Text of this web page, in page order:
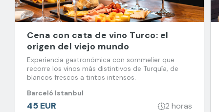
Cena con cata de vino Turco: el
origen del viejo mundo
Experiencia gastronómica con sommelier que
recorre los vinos más distintivos de Turquía, de
blancos frescos a tintos intensos.
Barceló Istanbul
45 EUR 2 horas